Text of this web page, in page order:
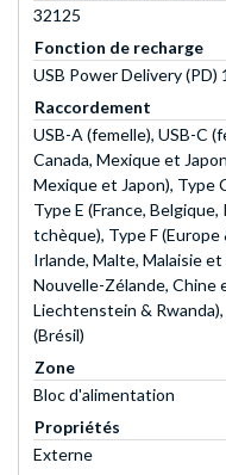
32125
Fonction de recharge
USB Power Delivery (PD)
Raccordement
USB-A (femelle), USB-C
Canada, Mexique et
Mexique et Japon), Type
Type E (France,
tchèque), Type F (Europe
Irlande, Malte, Malaisie
Nouvelle-Zélande, Chine
Liechtenstein &
(Brésil)
Zone
Bloc d'alimentation
Propriétés
Externe